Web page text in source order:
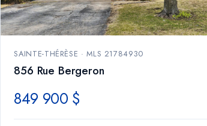
SAINTE-THÉRÈSE · MLS 21784930
856 Rue Bergeron
849 900 $